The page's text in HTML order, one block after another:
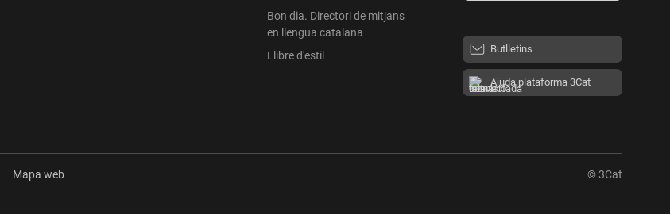
Bon dia. Directori de mitjans
en llengua catalana
Llibre d'estil
Butlletins
Ajuda plataforma 3Cat
Mapa web © 3Cat